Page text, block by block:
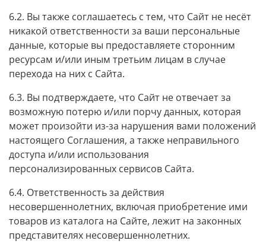
6.2. Вы также соглашаетесь с тем, что Сайт не несёт
никакой ответственности за ваши персональные
данные, которые вы предоставляете сторонним
ресурсам и/или иным третьим лицам в случае
перехода на них с Сайта.
6.3. Вы подтверждаете, что Сайт не отвечает за
возможную потерю и/или порчу данных, которая
может произойти из-за нарушения вами положений
настоящего Соглашения, а также неправильного
доступа и/или использования
персонализированных сервисов Сайта.
6.4. Ответственность за действия
несовершеннолетних, включая приобретение ими
товаров из каталога на Сайте, лежит на законных
представителях несовершеннолетних.